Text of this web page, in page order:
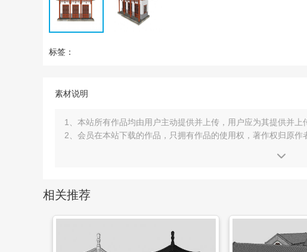
标签：
素材说明
1、本站所有作品均由用户主动提供并上传，用户应为其提供并上
2、会员在本站下载的作品，只拥有作品的使用权，著作权归原
相关推荐